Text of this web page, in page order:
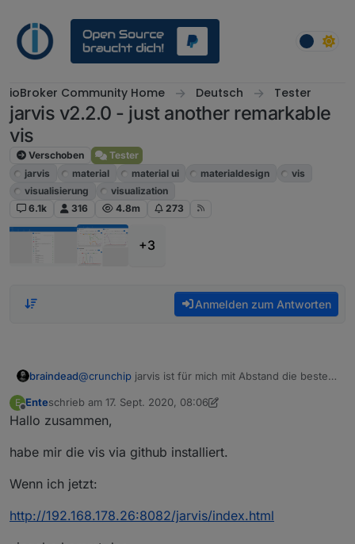
ioBroker Community Home Deutsch Tester
jarvis v2.2.0 - just another remarkable
vis
Verschoben
Tester
jarvis
material material ui materialdesign
vis
visualisierung
visualization
6.1k
316 4.8m 273
+3
Anmelden zum Antworten
braindead@crunchip jarvis ist für mich mit Abstand die beste
E
Offline
Enteschrieb am 17. Sept. 2020, 08:06
zuletzt editiert von Ente
Hallo zusammen,
habe mir die vis via github installiert.
Wenn ich jetzt:
http://192.168.178.26:8082/jarvis/index.html